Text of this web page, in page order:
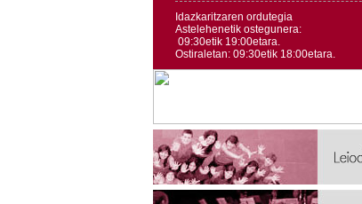
Idazkaritzaren ordutegia
Astelehenetik ostegunera:
09:30etik 19:00etara.
Ostiraletan: 09:30etik 18:00etara.